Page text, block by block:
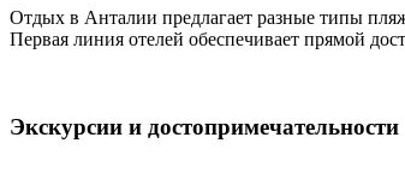
Отдых в Анталии предлагает разные типы
Первая линия отелей обеспечивает прямой
Экскурсии и достопримечательности